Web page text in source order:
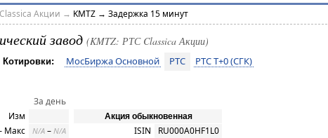
Акции → KMTZ → Задержка 15 минут
завод (KMTZ: РТС Classica Акции)
Котировки: МосБиржа Основной РТС
РТС T+0 (СГК)
За день
Изм
Макс
N/A – N/A
Акция обыкновенная
ISIN
RU000A0HF1L0